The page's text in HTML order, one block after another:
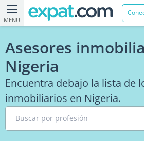
MENU
Asesores
Nigeria
Encuentra debajo la lista de
inmobiliarios en Nigeria.
Buscar por profesión